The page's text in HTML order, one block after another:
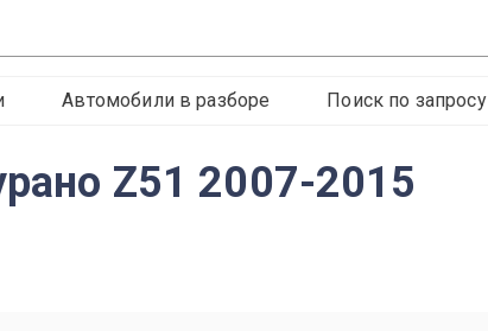
Автомобили в разборе Поиск по запросу
Z51 2007-2015